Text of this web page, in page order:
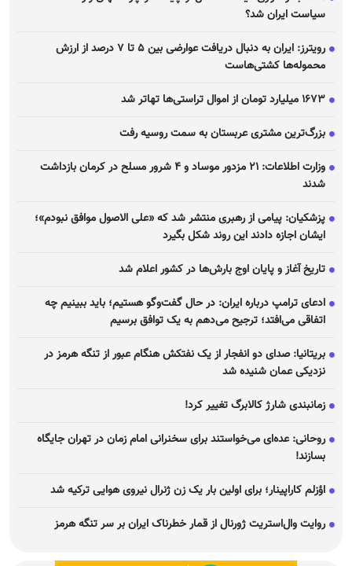
سیاست ایران شد؟
رویترز: ایران به دنبال دریافت عوارضی بین ۵ تا ۷ درصد از ارزش
محموله‌ها کشتی‌هاست
۱۶۷۳ میلیارد تومان از اموال تراستی‌ها تهاتر شد
بزرگ‌ترین مشتری عربستان به سمت روسیه رفت
وزارت اطلاعات: ۲۱ مزدور موساد و ۴ شرور مسلح در کرمان بازداشت
شدند
پزشکیان: پیامی از رهبری منتشر شد که «علی الاصول موافق نبودم»؛
ایشان اجازه دادند این روند شکل بگیرد
تاریخ آغاز و پایان اوج بارش‌ها در کشور اعلام شد
ادعای ترامپ درباره ایران: در حال گفت‌و‌گو هستیم؛ باید ببینیم چه
اتفاقی می‌افتد؛ ترجیح می‌دهم به یک توافق برسیم
بریتانیا: صدای دو انفجار از یک نفتکش هنگام عبور از تنگه هرمز در
نزدیکی عمان شنیده شد
زمانبندی شارژ کالابرگ تغییر کرد!
روحانی: عده‌ای می‌خواستند برای سخنرانی امام زمان در تهران جایگاه
بسازند!
اؤزلم کاراپینار؛ برای اولین بار یک زن ژنرال نیروی هوایی ترکیه شد
روایت وال‌استریت ژورنال از قمار خطرناک ایران بر سر تنگه هرمز